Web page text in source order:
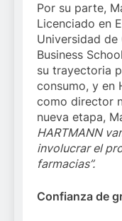
Por su parte,
Licenciado en
Universidad de
Business
su trayectoria
consumo, y en
como director
nueva etapa,
HARTMANN
involucrar el
farmacias”.
Confianza de